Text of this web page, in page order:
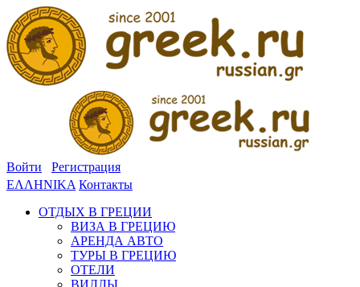
Войти
Регистрация
ΕΛΛΗΝΙΚΑ Контакты
ОТДЫХ В ГРЕЦИИ
ВИЗА В ГРЕЦИЮ
АРЕНДА АВТО
ТУРЫ В ГРЕЦИЮ
ОТЕЛИ
ВИЛЛЫ